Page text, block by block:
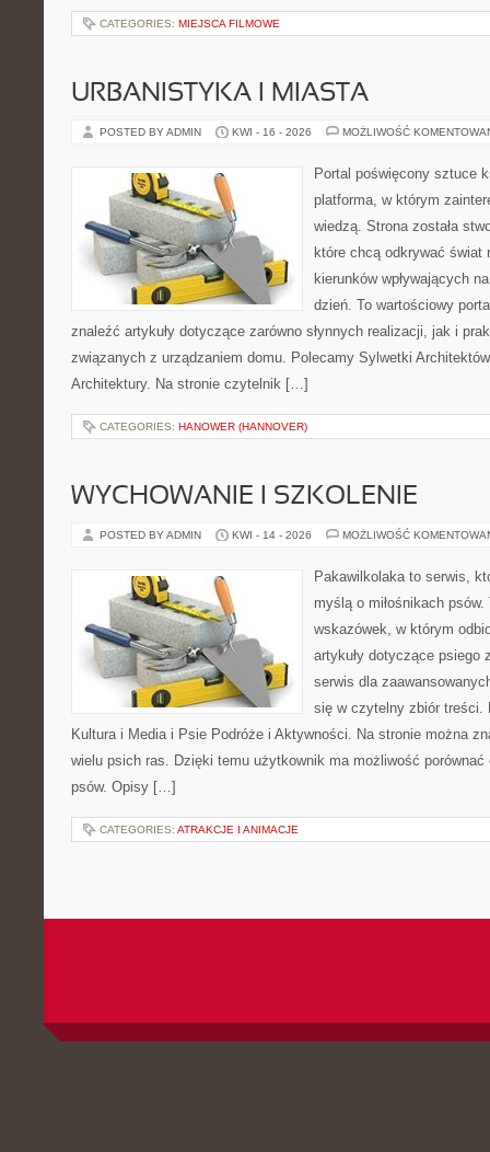
CATEGORIES: MIEJSCA FILMOWE
URBANISTYKA I MIASTA
POSTED BY ADMIN KWI - 16 - 2026 MOŻLIWOŚĆ
Portal poświęcony sztuce
platforma, w którym
wiedzą. Strona została
które chcą odkrywać
kierunków wpływających
dzień. To wartościowy
znaleźć artykuły dotyczące zarówno słynnych realizacji, jak i
związanych z urządzaniem domu. Polecamy Sylwetki
Architektury. Na stronie czytelnik […]
CATEGORIES: HANOWER (HANNOVER)
WYCHOWANIE I SZKOLENIE
POSTED BY ADMIN KWI - 14 - 2026 MOŻLIWOŚĆ
Pakawilkolaka to serwis,
myślą o miłośnikach
wskazówek, w którym
artykuły dotyczące psiego
serwis dla
się w czytelny zbiór treści.
Kultura i Media i Psie Podróże i Aktywności. Na stronie można
wielu psich ras. Dzięki temu użytkownik ma możliwość
psów. Opisy […]
CATEGORIES: ATRAKCJE I ANIMACJE